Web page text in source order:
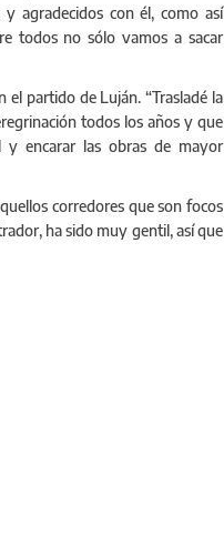
agradecidos con él, como así
todos no sólo vamos a sacar
partido de Luján. “Trasladé la
todos los años y que
y encarar las obras de mayor
corredores que son focos
ha sido muy gentil, así que